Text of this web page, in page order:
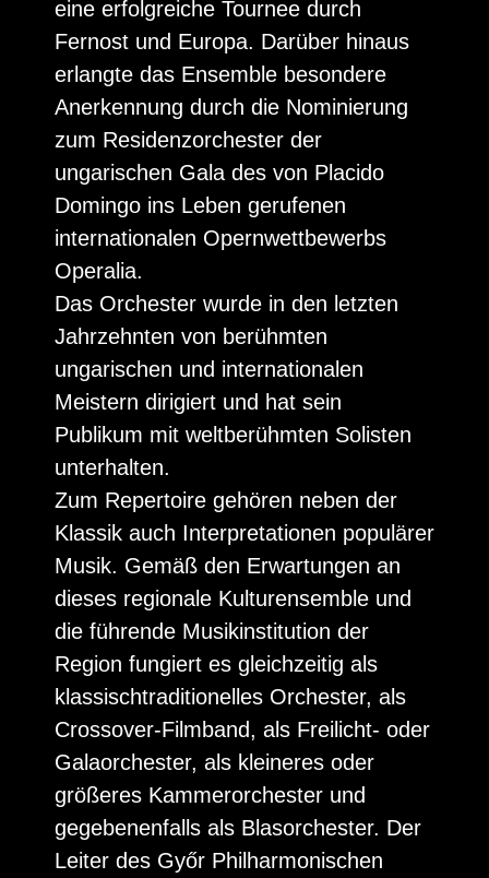
eine erfolgreiche Tournee durch
Fernost und Europa. Darüber hinaus
erlangte das Ensemble besondere
Anerkennung durch die Nominierung
zum Residenzorchester der
ungarischen Gala des von Placido
Domingo ins Leben gerufenen
internationalen Opernwettbewerbs
Operalia.
Das Orchester wurde in den letzten
Jahrzehnten von berühmten
ungarischen und internationalen
Meistern dirigiert und hat sein
Publikum mit weltberühmten Solisten
unterhalten.
Zum Repertoire gehören neben der
Klassik auch Interpretationen populärer
Musik. Gemäß den Erwartungen an
dieses regionale Kulturensemble und
die führende Musikinstitution der
Region fungiert es gleichzeitig als
klassischtraditionelles Orchester, als
Crossover-Filmband, als Freilicht- oder
Galaorchester, als kleineres oder
größeres Kammerorchester und
gegebenenfalls als Blasorchester. Der
Leiter des Győr Philharmonischen